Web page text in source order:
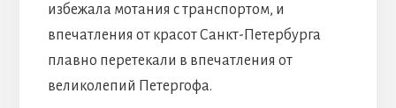
избежала мотания с транспортом, и
впечатления от красот Санкт-Петербурга
плавно перетекали в впечатления от
великолепий Петергофа.